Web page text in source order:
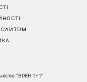
САЙТОМ
"ВІЖН 1+1"